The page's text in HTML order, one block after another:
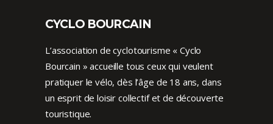
CYCLO BOURCAIN
L’association de cyclotourisme « Cyclo
Bourcain » accueille tous ceux qui veulent
pratiquer le vélo, dès l’âge de 18 ans, dans
un esprit de loisir collectif et de découverte
touristique.